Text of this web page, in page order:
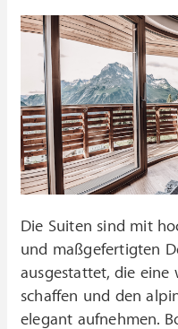
Die Suiten sind mit
und maßgefertigten
ausgestattet, die eine
schaffen und den
elegant aufnehmen.